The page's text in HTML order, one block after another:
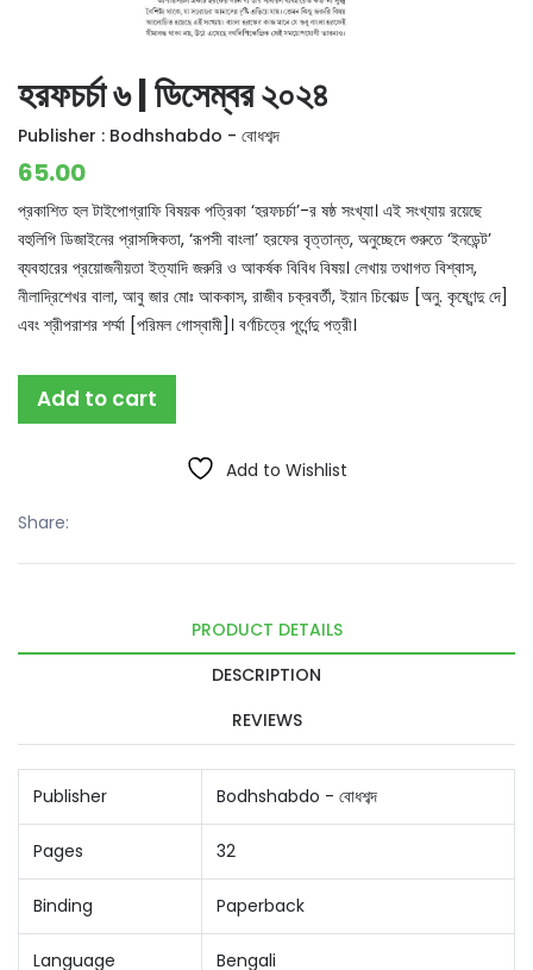
হরফচর্চা ৬ | ডিসেম্বর ২০২৪
Publisher : Bodhshabdo - বোধশব্দ
65.00
প্রকাশিত হল টাইপোগ্রাফি বিষয়ক পত্রিকা ‘হরফচর্চা’-র ষষ্ঠ সংখ্যা। এই সংখ্যায় রয়েছে
বহুলিপি ডিজাইনের প্রাসঙ্গিকতা, ‘রূপসী বাংলা’ হরফের বৃত্তান্ত, অনুচ্ছেদে শুরুতে ‘ইনডেন্ট’
ব্যবহারের প্রয়োজনীয়তা ইত্যাদি জরুরি ও আকর্ষক বিবিধ বিষয়। লেখায় তথাগত বিশ্বাস,
নীলাদ্রিশেখর বালা, আবু জার মোঃ আককাস, রাজীব চক্রবর্তী, ইয়ান চিকোল্ড [অনু. কৃষ্ণেন্দু দে]
এবং শ্রীপরাশর শর্ম্মা [পরিমল গোস্বামী]। বর্ণচিত্রে পূর্ণেন্দু পত্রী।
Add to cart
Add to Wishlist
Share:
PRODUCT DETAILS
DESCRIPTION
REVIEWS
Publisher Bodhshabdo - বোধশব্দ
Pages 32
Binding Paperback
Language Bengali